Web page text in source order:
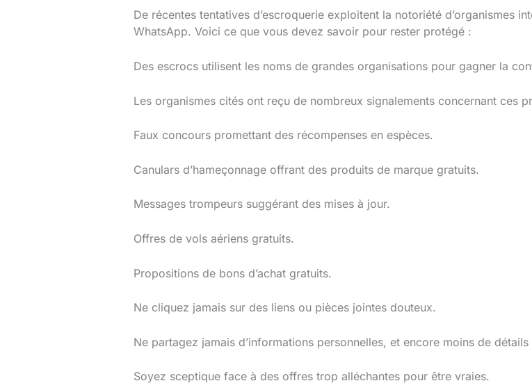
De récentes tentatives d’escroquerie exploitent la notoriété d’organismes
WhatsApp. Voici ce que vous devez savoir pour rester protégé :
Des escrocs utilisent les noms de grandes organisations pour gagner la
Les organismes cités ont reçu de nombreux signalements concernant ces
Faux concours promettant des récompenses en espèces.
Canulars d’hameçonnage offrant des produits de marque gratuits.
Messages trompeurs suggérant des mises à jour.
Offres de vols aériens gratuits.
Propositions de bons d’achat gratuits.
Ne cliquez jamais sur des liens ou pièces jointes douteux.
Ne partagez jamais d’informations personnelles, et encore moins de détails
Soyez sceptique face à des offres trop alléchantes pour être vraies.